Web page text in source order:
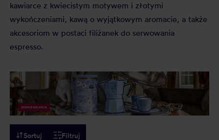
kawiarce z kwiecistym motywem i złotymi
wykończeniami, kawą o wyjątkowym aromacie, a także
akcesoriom w postaci filiżanek do serwowania
espresso.
Sortuj Filtruj